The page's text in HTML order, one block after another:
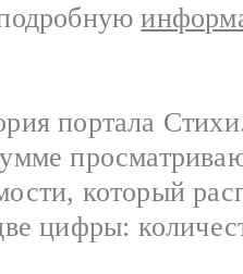
портала
который
цифры: